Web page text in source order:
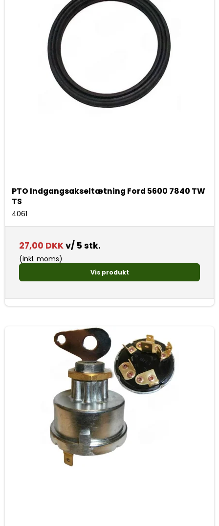
PTO Indgangsakseltætning Ford 5600 7840 TW
TS
4061
27,00 DKKv/ 5 stk.
(inkl. moms)
Vis produkt